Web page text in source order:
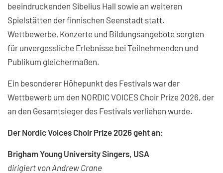
beeindruckenden Sibelius Hall sowie an weiteren
Spielstätten der finnischen Seenstadt statt.
Wettbewerbe, Konzerte und Bildungsangebote sorgten
für unvergessliche Erlebnisse bei Teilnehmenden und
Publikum gleichermaßen.
Ein besonderer Höhepunkt des Festivals war der
Wettbewerb um den NORDIC VOICES Choir Prize 2026, der
an den Gesamtsieger des Festivals verliehen wurde.
Der Nordic Voices Choir Prize 2026 geht an:
Brigham Young University Singers, USA
dirigiert von Andrew Crane